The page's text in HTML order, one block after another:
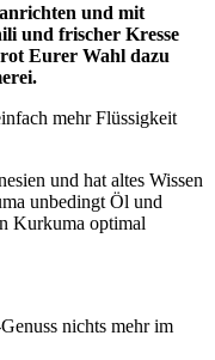
und mit
und frischer Kresse
Eurer Wahl dazu
mehr Flüssigkeit
und hat altes Wissen
unbedingt Öl und
Kurkuma optimal
nichts mehr im